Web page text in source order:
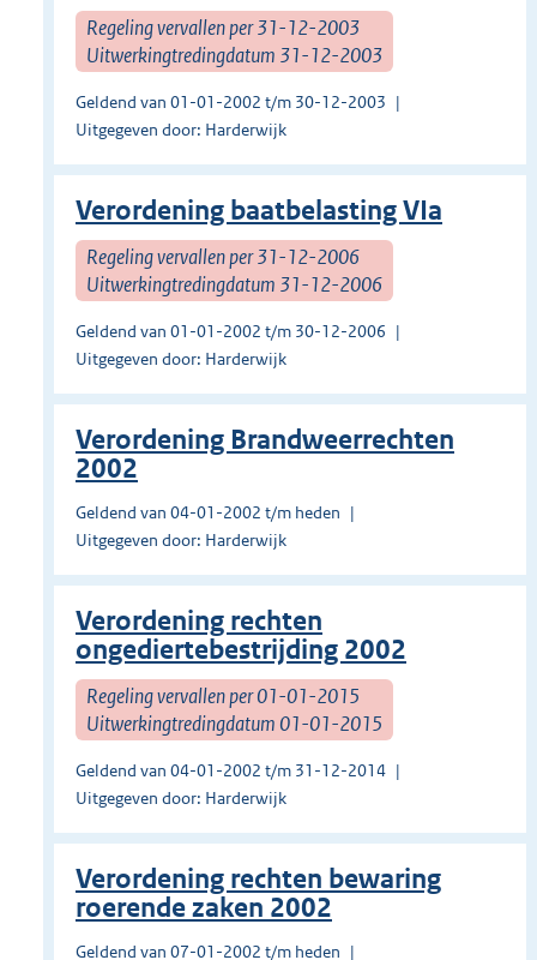
Regeling vervallen per 31-12-2003
Uitwerkingtredingdatum 31-12-2003
Geldend van 01-01-2002 t/m 30-12-2003
Uitgegeven door: Harderwijk
Verordening baatbelasting VIa
Regeling vervallen per 31-12-2006
Uitwerkingtredingdatum 31-12-2006
Geldend van 01-01-2002 t/m 30-12-2006
Uitgegeven door: Harderwijk
Verordening Brandweerrechten
2002
Geldend van 04-01-2002 t/m heden
Uitgegeven door: Harderwijk
Verordening rechten
ongediertebestrijding 2002
Regeling vervallen per 01-01-2015
Uitwerkingtredingdatum 01-01-2015
Geldend van 04-01-2002 t/m 31-12-2014
Uitgegeven door: Harderwijk
Verordening rechten bewaring
roerende zaken 2002
Geldend van 07-01-2002 t/m heden